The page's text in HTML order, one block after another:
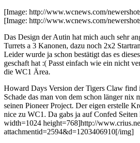
[Image: http://www.wcnews.com/
[Image: http://www.wcnews.com/
Das Design der Autin hat mich auch sehr
Turrets a 3 Kanonen, dazu noch 2x2
Leider wurde ja schon bestätigt das es
geschaft hat :( Passt einfach wie ein nicht
die WC1 Ärea.
Howard Days Version der Tigers Claw find
Schade das man von dem schon länger nix
seinen Pioneer Project. Der eigen erstelle
nice zu WC1. Da gabs ja auf Confed
width=1024 height=768]http://
attachmentid=2594&d=1203406910[/img]